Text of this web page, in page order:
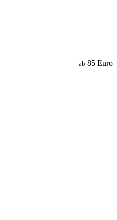
ab 85 Euro